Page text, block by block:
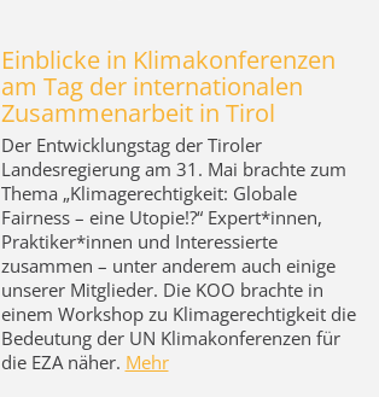
Einblicke in Klimakonferenzen
am Tag der internationalen
Zusammenarbeit in Tirol
Der Entwicklungstag der Tiroler
Landesregierung am 31. Mai brachte zum
Thema „Klimagerechtigkeit: Globale
Fairness – eine Utopie!?“ Expert*innen,
Praktiker*innen und Interessierte
zusammen – unter anderem auch einige
unserer Mitglieder. Die KOO brachte in
einem Workshop zu Klimagerechtigkeit die
Bedeutung der UN Klimakonferenzen für
die EZA näher. Mehr